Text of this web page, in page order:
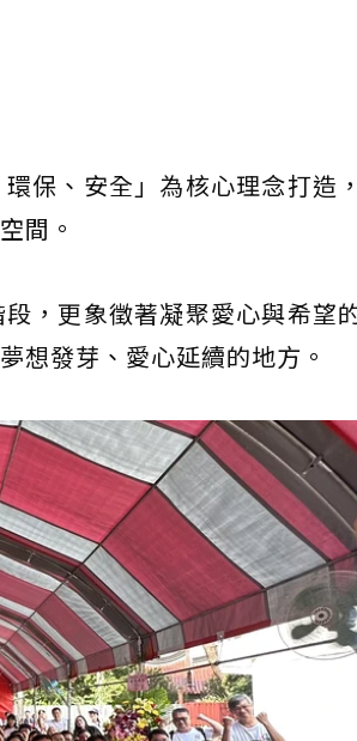
保、安全」為核心理念打造
間。
，更象徵著凝聚愛心與希望
想發芽、愛心延續的地方。